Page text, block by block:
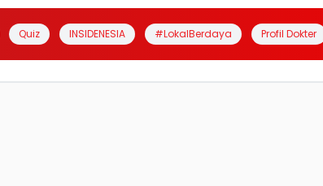
Quiz INSIDENESIA #LokalBerdaya Profil Dokter